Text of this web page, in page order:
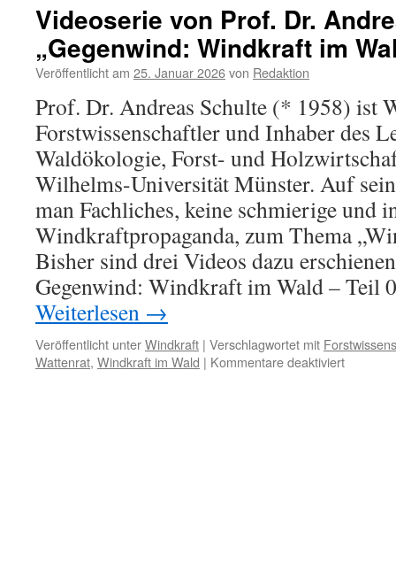
Videoserie von Prof. Dr.
„Gegenwind: Windkraft im
Veröffentlicht am 25. Januar 2026von Redaktion
Prof. Dr. Andreas Schulte (* 1958) ist
Forstwissenschaftler und Inhaber des
Waldökologie, Forst- und
Wilhelms-Universität Münster. Auf
man Fachliches, keine schmierige und
Windkraftpropaganda, zum Thema
Bisher sind drei Videos dazu
Gegenwind: Windkraft im Wald – Teil
Weiterlesen →
Veröffentlicht unterWindkraft | Verschlagwortet mit
Wattenrat, Windkraft im Wald | Kommentare deaktiviertfür